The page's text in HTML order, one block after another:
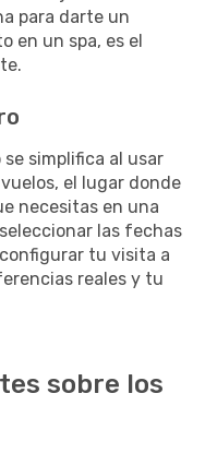
para darte un
en un spa, es el
simplifica al usar
el lugar donde
necesitas en una
las fechas
tu visita a
reales y tu
sobre los